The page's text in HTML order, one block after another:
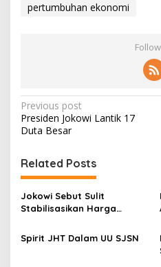
pertumbuhan ekonomi
P
o
t
n
a
i
Previous post
Presiden Jokowi Lantik 17
Duta Besar
Related Posts
Jokowi Sebut Sulit
Stabilisasikan Harga
Asal Ada Kemauan Serius!
Spirit JHT Dalam UU SJSN